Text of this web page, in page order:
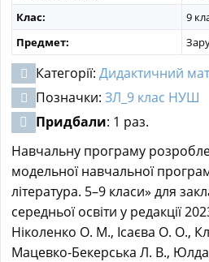
Клас:
9
Предмет:
Категорії: Дидактичний
Позначки: ЗЛ_9 клас НУШ
Придбали: 1 раз.
Навчальну програму
модельної навчальної
література. 5–9 класи» для
середньої освіти у редакції
Ніколенко О. М., Ісаєва О. О.,
Мацевко-Бекерська Л. В.,